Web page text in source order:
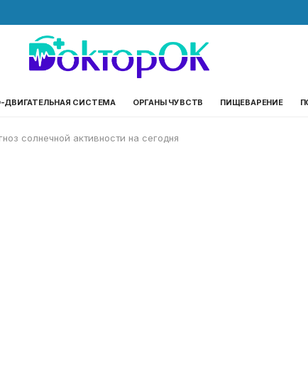
ДВИГАТЕЛЬНАЯ СИСТЕМА ОРГАНЫ ЧУВСТВ ПИЩЕВАРЕНИЕ
солнечной активности на сегодня